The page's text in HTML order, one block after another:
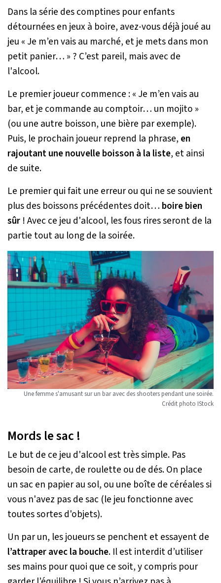
Dans la série des comptines pour enfants
détournées en jeux à boire, avez-vous déjà joué au
jeu « Je m’en vais au marché, et je mets dans mon
petit panier… » ? C’est pareil, mais avec de
l'alcool.
Le premier joueur commence : « Je m’en vais au
bar, et je commande au comptoir… un mojito »
(ou une autre boisson, une bière par exemple).
Puis, le prochain joueur reprend la phrase, en
rajoutant une nouvelle boisson à la liste, et ainsi
de suite.
Le premier qui fait une erreur ou qui ne se souvient
plus des boissons précédentes doit… boire bien
sûr ! Avec ce jeu d'alcool, les fous rires seront de la
partie tout au long de la soirée.
Une femme s'amusant sur un bar avec des shooters pendant une soirée.
Crédit photo IStock
Mords le sac !
Le but de ce jeu d'alcool est très simple. Pas
besoin de carte, de roulette ou de dés. On place
un sac en papier au sol, ou une boîte de céréales si
vous n'avez pas de sac (le jeu fonctionne avec
toutes sortes d'objets).
Un par un, les joueurs se penchent et essayent de
l’attraper avec la bouche. Il est interdit d’utiliser
ses mains pour quoi que ce soit, y compris pour